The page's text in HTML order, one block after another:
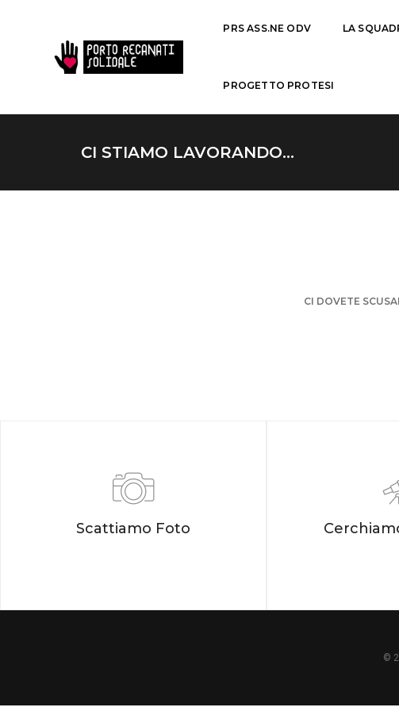
PRS ASS.NE ODV LA
PROGETTO PROTESI
CI STIAMO LAVORANDO…
CI DOVETE
Scattiamo Foto
©